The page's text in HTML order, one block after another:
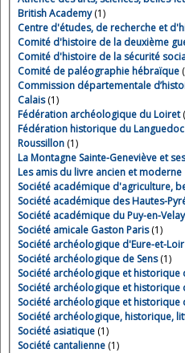
British Academy(1)
Centre d'études, de recherche et
Comité d'histoire de la deuxième
Comité d'histoire de la sécurité
Comité de paléographie hébraïque
Commission départementale
Calais(1)
Fédération archéologique du Loiret
Fédération historique du
Roussillon (1)
La Montagne Sainte-Geneviève et
Les amis du livre ancien et moderne
Société académique d'agriculture,
Société académique des Hautes-
Société académique du Puy-en-
Société amicale Gaston Paris(1)
Société archéologique d'Eure-et-Loir
Société archéologique de Sens(1)
Société archéologique et historique
Société archéologique et historique
Société archéologique et historique
Société archéologique, historique,
Société asiatique (1)
Société cantalienne (1)